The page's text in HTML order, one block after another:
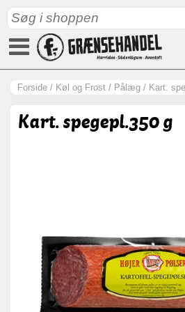
Forside / Køl og Frost / Pålæg / Kart.
Kart. spegepl.350 g